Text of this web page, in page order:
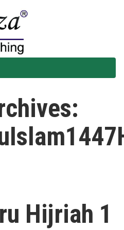
Hijriah 1